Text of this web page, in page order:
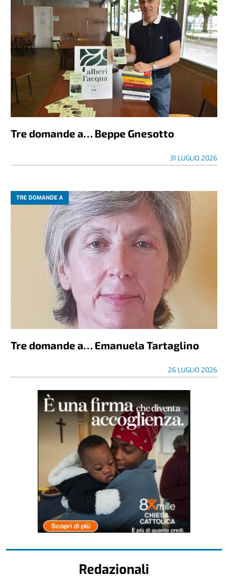
Tre domande a… Beppe Gnesotto
31 LUGLIO 2026
TRE DOMANDE A
Tre domande a… Emanuela Tartaglino
26 LUGLIO 2026
Redazionali